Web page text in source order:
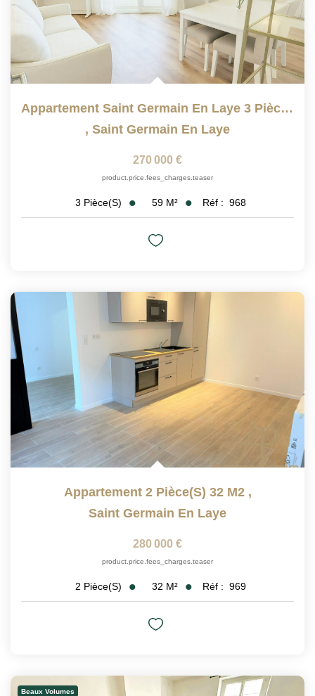
Appartement Saint Germain En Laye 3 Pièce(s) 60 M2
, Saint Germain En Laye
270 000 €
product.price.fees_charges.teaser
3 Pièce(s) 59 M² Réf : 968
Appartement 2 Pièce(s) 32 M2 ,
Saint Germain En Laye
280 000 €
product.price.fees_charges.teaser
2 Pièce(s) 32 M² Réf : 969
Beaux Volumes